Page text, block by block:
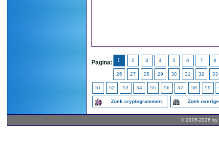
Pagina: 1 2 3 4 5 6 7 8
26 27 28 29 30 31 32 33
51 52 53 54 55 56 57 58 59
Zoek cryptogrammen Zoek
© 2005-2026 by